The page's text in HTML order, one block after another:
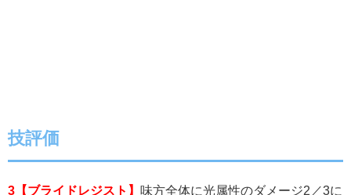
技評価
3【ブライドレジスト】 味方全体に光属性のダメージ2／3に